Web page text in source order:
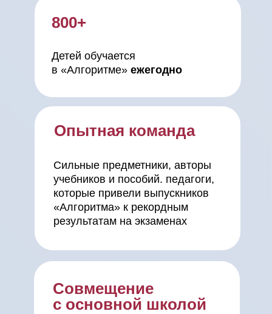
Опытная команда
Сильные предметники, авторы
учебников и пособий. педагоги,
которые привели выпускников
«Алгоритма» к рекордным
результатам на экзаменах
Совмещение
с основной школой
800+
Детей обучается
в «Алгоритме» ежегодно